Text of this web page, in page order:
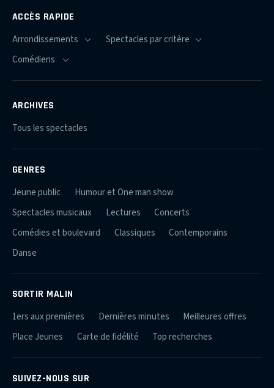
ACCÈS RAPIDE
ARCHIVES
Tous les spectacles
GENRES
Jeune public
Humour et One man show
Spectacles musicaux
Lectures
Concerts
Comédies et boulevard
Classiques
Contemporains
Danse
SORTIR MALIN
1ers aux premières Dernières minutes
Meilleures offres
Place Jeunes
Carte de fidélité Top recherches
SUIVEZ-NOUS SUR